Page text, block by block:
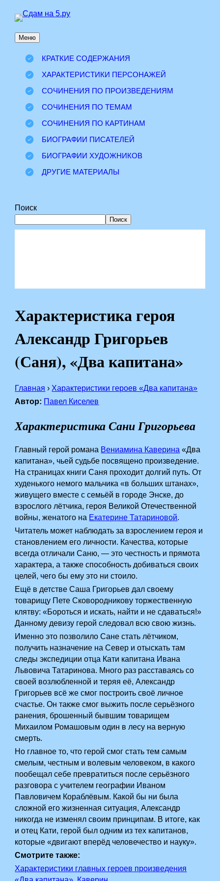
Перейти
содержимому
Меню
КРАТКИЕ СОДЕРЖАНИЯ
ХАРАКТЕРИСТИКИ ПЕРСОНАЖЕЙ
СОЧИНЕНИЯ ПО ПРОИЗВЕДЕНИЯМ
СОЧИНЕНИЯ ПО ТЕМАМ
СОЧИНЕНИЯ ПО КАРТИНАМ
БИОГРАФИИ ПИСАТЕЛЕЙ
БИОГРАФИИ ХУДОЖНИКОВ
ДРУГИЕ МАТЕРИАЛЫ
Поиск
Поиск
Характеристика героя
Александр Григорьев
(Саня), «Два капитана»
Главная › Характеристики героев «Два капитана»
Автор: Павел Киселев
Характеристика Сани Григорьева
Главный герой романа Вениамина Каверина «Два
капитана», чьей судьбе посвящено произведение.
На страницах книги Саня проходит долгий путь. От
худенького немого мальчика «в больших штанах»,
живущего вместе с семьёй в городе Энске, до
взрослого лётчика, героя Великой Отечественной
войны, женатого на Екатерине Татариновой.
Читатель может наблюдать за взрослением героя и
становлением его личности. Качества, которые
всегда отличали Саню, — это честность и прямота
характера, а также способность добиваться своих
целей, чего бы ему это ни стоило.
Ещё в детстве Саша Григорьев дал своему
товарищу Пете Сковородникову торжественную
клятву: «Бороться и искать, найти и не сдаваться!»
Данному девизу герой следовал всю свою жизнь.
Именно это позволило Сане стать лётчиком,
получить назначение на Север и отыскать там
следы экспедиции отца Кати капитана Ивана
Львовича Татаринова. Много раз расставаясь со
своей возлюбленной и теряя её, Александр
Григорьев всё же смог построить своё личное
счастье. Он также смог выжить после серьёзного
ранения, брошенный бывшим товарищем
Михаилом Ромашовым один в лесу на верную
смерть.
Но главное то, что герой смог стать тем самым
смелым, честным и волевым человеком, в какого
пообещал себе превратиться после серьёзного
разговора с учителем географии Иваном
Павловичем Кораблёвым. Какой бы ни была
сложной его жизненная ситуация, Александр
никогда не изменял своим принципам. В итоге, как
и отец Кати, герой был одним из тех капитанов,
которые «двигают вперёд человечество и науку».
Смотрите также:
Характеристики главных героев произведения